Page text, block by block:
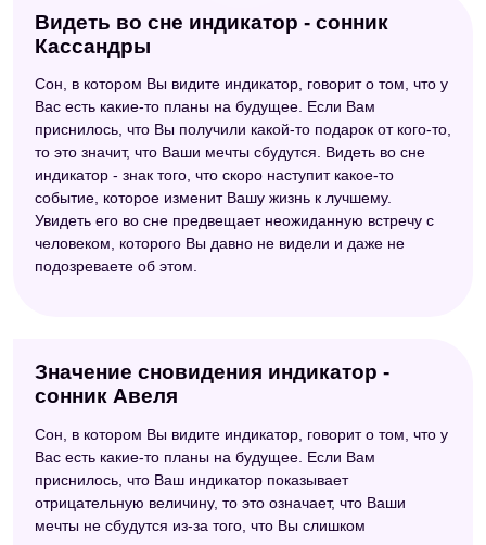
Видеть во сне индикатор - сонник
Кассандры
Сон, в котором Вы видите индикатор, говорит о том, что у
Вас есть какие-то планы на будущее. Если Вам
приснилось, что Вы получили какой-то подарок от кого-то,
то это значит, что Ваши мечты сбудутся. Видеть во сне
индикатор - знак того, что скоро наступит какое-то
событие, которое изменит Вашу жизнь к лучшему.
Увидеть его во сне предвещает неожиданную встречу с
человеком, которого Вы давно не видели и даже не
подозреваете об этом.
Значение сновидения индикатор -
сонник Авеля
Сон, в котором Вы видите индикатор, говорит о том, что у
Вас есть какие-то планы на будущее. Если Вам
приснилось, что Ваш индикатор показывает
отрицательную величину, то это означает, что Ваши
мечты не сбудутся из-за того, что Вы слишком